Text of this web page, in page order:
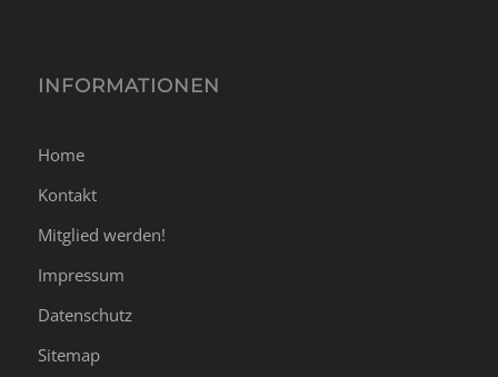
INFORMATIONEN
Home
Kontakt
Mitglied werden!
Impressum
Datenschutz
Sitemap